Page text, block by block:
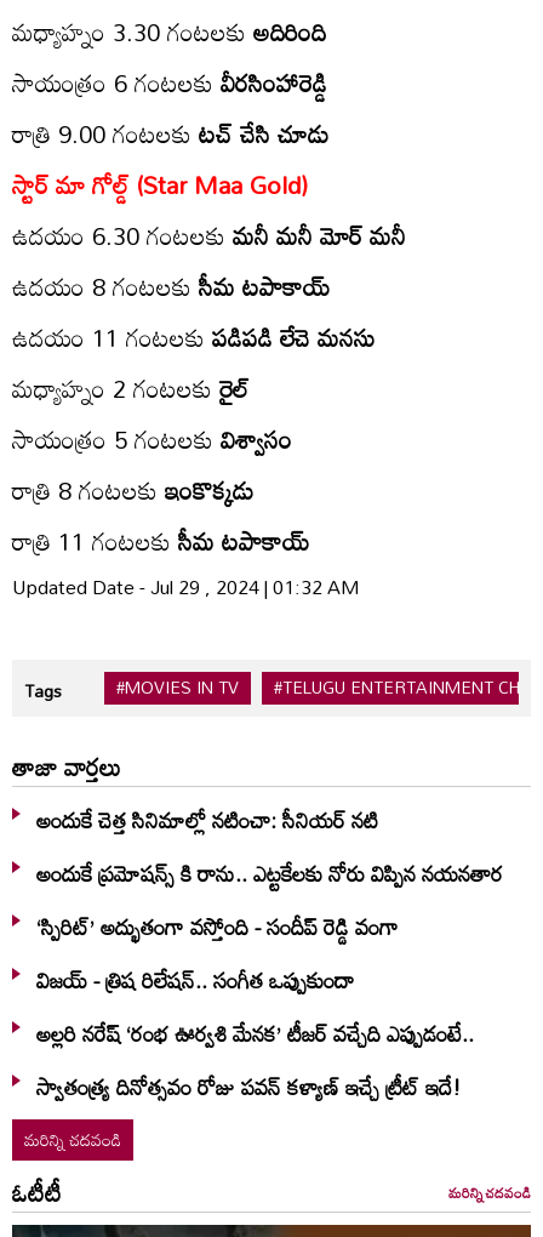
మధ్యాహ్నం 3.30 గంట‌లకు అదిరింది
సాయంత్రం 6 గంట‌ల‌కు వీరసింహారెడ్డి
రాత్రి 9.00 గంట‌ల‌కు టచ్ చేసి చూడు
స్టార్ మా గోల్డ్‌ (Star Maa Gold)
ఉద‌యం 6.30 గంట‌ల‌కు మనీ మనీ మోర్ మనీ
ఉద‌యం 8 గంట‌ల‌కు సీమ టపాకాయ్
ఉద‌యం 11 గంట‌లకు పడిపడి లేచె మనసు
మ‌ధ్యాహ్నం 2 గంట‌లకురైల్
సాయంత్రం 5 గంట‌లకు విశ్వాసం
రాత్రి 8 గంట‌ల‌కు ఇంకొక్కడు
రాత్రి 11 గంటలకు సీమ టపాకాయ్
Updated Date - Jul 29 , 2024 | 01:32 AM
Tags #MOVIES IN TV #TELUGU ENTERTAINMENT
తాజా వార్తలు
అందుకే చెత్త సినిమాల్లో నటించా: సీనియర్ నటి
అందుకే ప్రమోషన్స్ కి రాను.. ఎట్టకేలకు నోరు విప్పిన నయనతార
‘స్పిరిట్’ అద్భుతంగా వస్తోంది - సందీప్ రెడ్డి వంగా
విజయ్ - త్రిష రిలేషన్.. సంగీత ఒప్పుకుందా
అల్లరి నరేష్ ‘రంభ ఊర్వశి మేనక’ టీజర్ వచ్చేది ఎప్పుడంటే..
స్వాతంత్య్ర దినోత్సవం రోజు పవన్ కళ్యాణ్ ఇచ్చే ట్రీట్ ఇదే!
మరిన్ని చదవండి
ఓటీటీ మరిన్ని చదవండి